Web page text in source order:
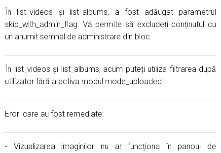
În list_videos și list_albums, a fost adăugat parametrul
skip_with_admin_flag. Vă permite să excludeți conținutul cu
un anumit semnal de administrare din bloc.
În list_videos și list_albums, acum puteți utiliza filtrarea după
utilizator fără a activa modul mode_uploaded.
Erori care au fost remediate:
- Vizualizarea imaginilor nu ar funcționa în panoul de